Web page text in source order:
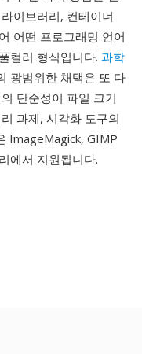
이브러리, 컨테이너
어떤 프로그래밍 언어
컬러 형식입니다. 과학
광범위한 채택은 또 다
단순성이 파일 크기
과제, 시각화 도구의
ImageMagick, GIMP
에서 지원됩니다.